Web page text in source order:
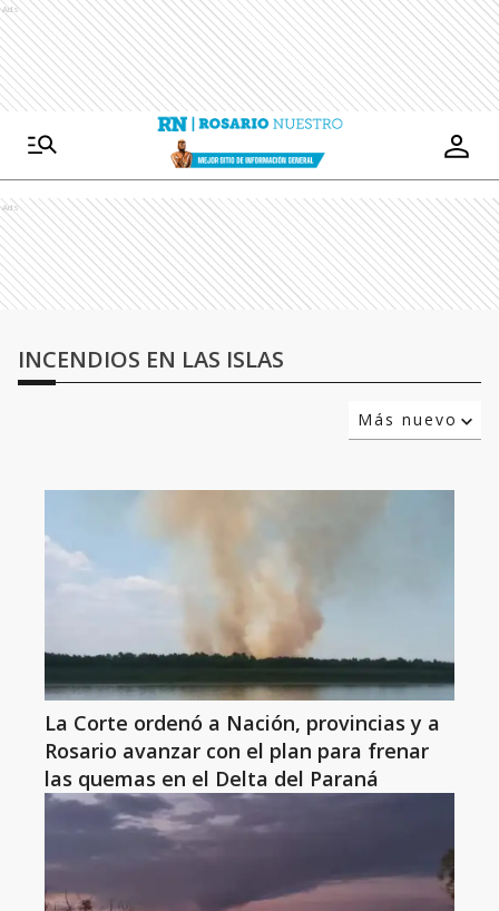
Ads
Ads
INCENDIOS EN LAS ISLAS
Más nuevo
La Corte ordenó a Nación, provincias y a
Rosario avanzar con el plan para frenar
las quemas en el Delta del Paraná